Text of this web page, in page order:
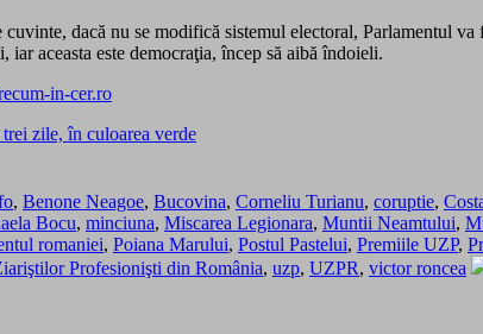
dacă nu se modifică sistemul electoral, Parlamentul
aceasta este democraţia, încep să aibă îndoieli.
in-cer.ro
zile, în culoarea verde
, Benone Neagoe, Bucovina, Corneliu Turianu, coruptie,
Bocu, minciuna, Miscarea Legionara, Muntii Neamtului,
romaniei, Poiana Marului, Postul Pastelui, Premiile UZP,
Profesionişti din România, uzp, UZPR, victor roncea